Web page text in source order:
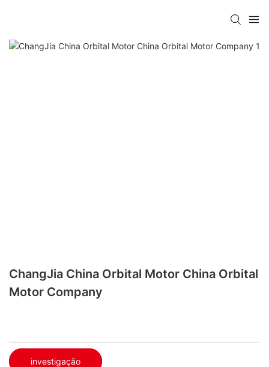
ChangJia China Orbital Motor China Orbital
Motor Company
investigação